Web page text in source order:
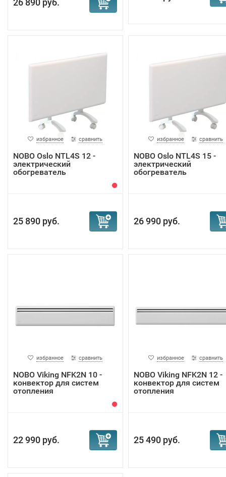
26 890 руб.
избранное сравнить
NOBO Oslo NTL4S 12 -
электрический
обогреватель
25 890 руб.
избранное сравнить
NOBO Oslo NTL4S 15 -
электрический
обогреватель
26 990 руб.
избранное сравнить
NOBO Viking NFK2N 10 -
конвектор для систем
отопления
22 990 руб.
избранное сравнить
NOBO Viking NFK2N 12 -
конвектор для систем
отопления
25 490 руб.